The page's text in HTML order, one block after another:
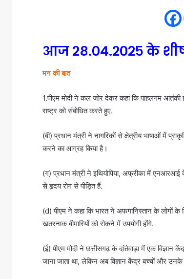
आज २८.०४.२०२५ के
मन की बात
1.पीएम मोदी ने कल जोर देकर कहा कि पाहलगम आतंकी
राष्ट्र को संबोधित करते हुए.
(बी) प्रधान मंत्री ने नागरिकों से क्षेत्रीय भाषाओं में
करने का आग्रह किया है।
(ग) प्रधान मंत्री ने इथियोपिया, अफ्रीका में
से हृदय रोग से पीड़ित हैं.
(d) पीएम ने कहा कि भारत ने अफगानिस्तान के लोगों
खतरनाक बीमारियों को रोकने में उपयोगी होंगे.
(ई) पीएम मोदी ने छत्तीसगढ़ के दांतेवाड़ा में एक विज्ञान
जाना जाता था, लेकिन अब विज्ञान केंद्र बच्चों और